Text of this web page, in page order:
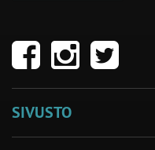
SIVUSTO